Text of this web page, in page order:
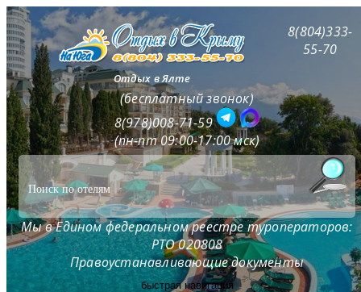
Отдых в Ялте
8(804)333-
55-70
(бесплатный звонок)
8(978)008-71-59
(пн-пт 09:00-17:00 мск)
Мы в Едином федеральном реестре туроператоров:
РТО 020808
Правоустанавливающие документы
быстрая навигация